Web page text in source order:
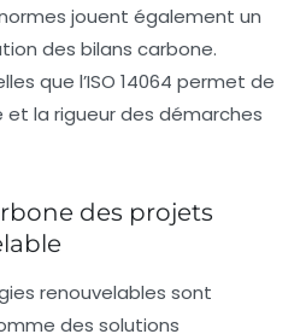
jouent également un
des bilans carbone.
que l’ISO 14064 permet de
la rigueur des démarches
des projets
renouvelables sont
des solutions